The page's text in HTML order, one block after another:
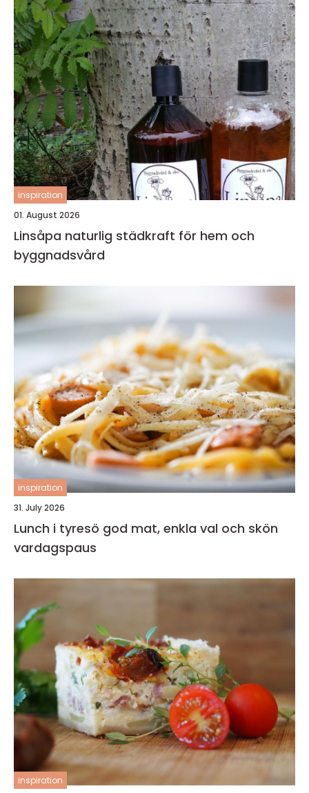
inspiration
01. August 2026
Linsåpa naturlig städkraft för hem och
byggnadsvård
inspiration
31. July 2026
Lunch i tyresö god mat, enkla val och skön
vardagspaus
inspiration